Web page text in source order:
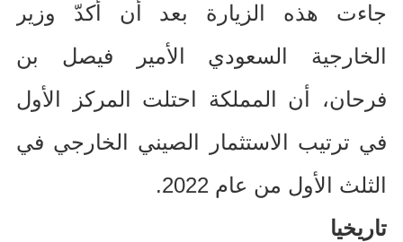
جاءت هذه الزيارة بعد أن أكدّ وزير
الخارجية السعودي الأمير فيصل بن
فرحان، أن المملكة احتلت المركز الأول
في ترتيب الاستثمار الصيني الخارجي في
الثلث الأول من عام 2022.
تاريخيا